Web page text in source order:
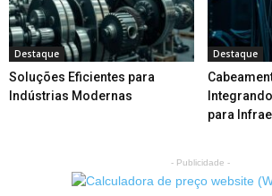
Destaque
Soluções Eficientes para
Indústrias Modernas
Destaque
para
- Publicidade -